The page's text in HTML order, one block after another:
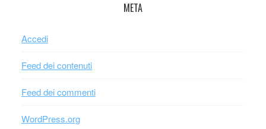
META
Accedi
Feed dei contenuti
Feed dei commenti
WordPress.org